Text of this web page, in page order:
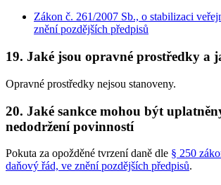
Zákon č. 261/2007 Sb., o stabilizaci
znění pozdějších předpisů
19. Jaké jsou opravné prostředky a
Opravné prostředky nejsou stanoveny.
20. Jaké sankce mohou být
nedodržení povinností
Pokuta za opožděné tvrzení daně dle § 250
daňový řád, ve znění pozdějších předpisů.